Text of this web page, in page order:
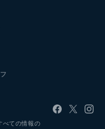
べての情報の